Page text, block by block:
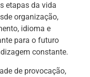
etapas da vida
organização,
idioma e
para o futuro
constante.
de provocação,